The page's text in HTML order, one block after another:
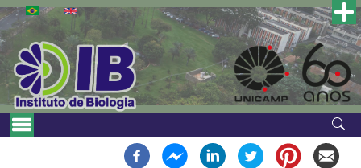
Skip to main content
Main navigation